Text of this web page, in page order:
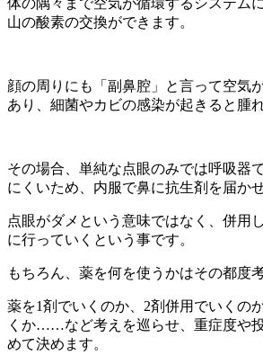
体の隅々まで空気が循環するシステム
山の酸素の交換ができます。
顔の周りにも「副鼻腔」と言って空気
あり、細菌やカビの感染が起きると腫れ
その場合、単純な点眼のみでは呼吸器
にくいため、内服で鼻に抗生剤を届か
点眼がダメという意味ではなく、併用
に行っていくという事です。
もちろん、薬を何を使うかはその都度
薬を1剤でいくのか、2剤併用でいくの
くか……など考えを巡らせ、重症度や
めて決めます。